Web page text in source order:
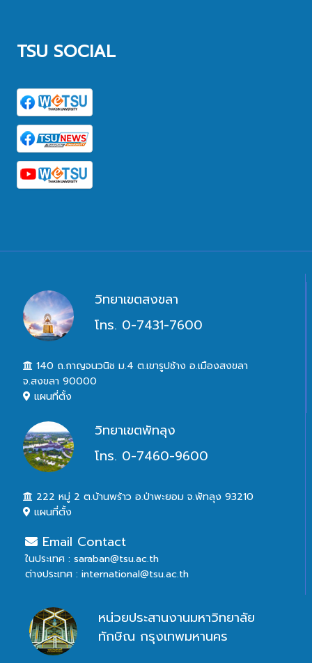
TSU SOCIAL
วิทยาเขตสงขลา
โทร. 0-7431-7600
140 ถ.กาญจนวนิช ม.4 ต.เขารูปช้าง อ.เมืองสงขลา
จ.สงขลา 90000
แผนที่ตั้ง
วิทยาเขตพัทลุง
โทร. 0-7460-9600
222 หมู่ 2 ต.บ้านพร้าว อ.ป่าพะยอม จ.พัทลุง 93210
แผนที่ตั้ง
Email Contact
ในประเทศ : saraban@tsu.ac.th
ต่างประเทศ : international@tsu.ac.th
หน่วยประสานงานมหาวิทยาลัย
ทักษิณ กรุงเทพมหานคร